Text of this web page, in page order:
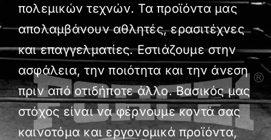
Εξοπλισμός Crossfit/ Ενδυνάμωση
Φυσική Κατάσταση
Πολεμικές Τέχνες
Yoga – Pilates – Massage
Δάπεδα Γυμναστηρίου
πολεμικών τεχνών. Τα προϊόντα μας
απολαμβάνουν αθλητές, ερασιτέχνες
και επαγγελματίες. Εστιάζουμε στην
ασφάλεια, την ποιότητα και την άνεση
πριν από οτιδήποτε άλλο. Βασικός μας
στόχος είναι να φέρνουμε κοντά σας
καινοτόμα και εργονομικά προϊόντα,